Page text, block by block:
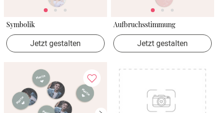
Symbolik
Jetzt gestalten
Aufbruchsstimmung
Jetzt gestalten